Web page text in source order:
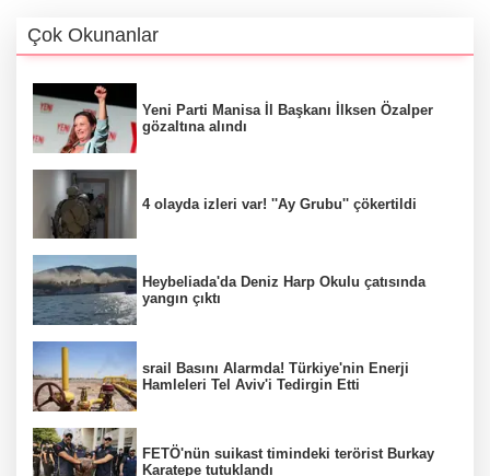
Çok Okunanlar
Yeni Parti Manisa İl Başkanı İlksen Özalper
gözaltına alındı
4 olayda izleri var! ''Ay Grubu'' çökertildi
Heybeliada'da Deniz Harp Okulu çatısında
yangın çıktı
srail Basını Alarmda! Türkiye'nin Enerji
Hamleleri Tel Aviv'i Tedirgin Etti
FETÖ'nün suikast timindeki terörist Burkay
Karatepe tutuklandı